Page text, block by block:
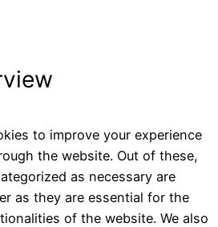
to improve your experience
the website. Out of these,
as necessary are
as they are essential for the
of the website. We also